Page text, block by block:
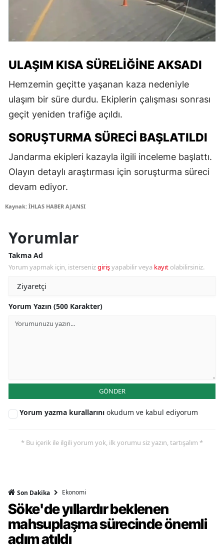
ULAŞIM KISA SÜRELIĞINE AKSADI
Hemzemin geçitte yaşanan kaza nedeniyle
ulaşım bir süre durdu. Ekiplerin çalışması sonrası
geçit yeniden trafiğe açıldı.
SORUŞTURMA SÜRECI BAŞLATILDI
Jandarma ekipleri kazayla ilgili inceleme başlattı.
Olayın detaylı araştırması için soruşturma süreci
devam ediyor.
Kaynak: İHLAS HABER AJANSI
Yorumlar
Takma Ad
Yorum yapmak için, istersenizgirişyapabilir veya kayıt olabilirsiniz.
Yorum Yazın (500 Karakter)
GÖNDER
Yorum yazma kurallarını okudum ve kabul ediyorum
* Bu içerik ile ilgili yorum yok, ilk yorumu siz yazın, tartışalım *
Son Dakika Ekonomi
Söke'de yıllardır beklenen
mahsuplaşma sürecinde önemli
adım atıldı